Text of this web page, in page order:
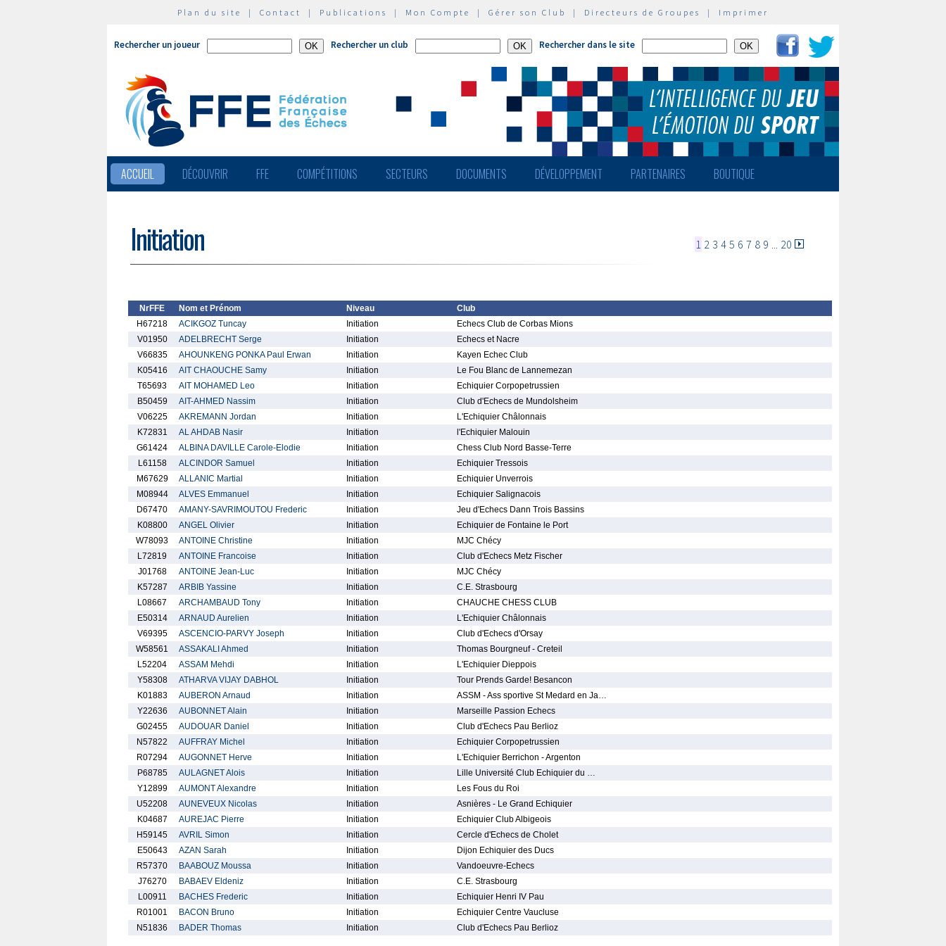
Plan du site | Contact | Publications | Mon Compte | Gérer son Club | Directeurs de Groupes | Imprimer
Rechercher un joueur Rechercher un club Rechercher dans le site
ACCUEIL DÉCOUVRIR FFE COMPÉTITIONS SECTEURS DOCUMENTS DÉVELOPPEMENT PARTENAIRES BOUTIQUE
Initiation 1 2 3 4 5 6 7 8 9 ... 20
NrFFE Nom et Prénom Niveau
Club
H67218
ACIKGOZ Tuncay Initiation
Echecs Club de Corbas Mions
V01950
ADELBRECHT Serge Initiation
Echecs et Nacre
V66835
AHOUNKENG PONKA Paul Erwan Initiation
Kayen Echec Club
K05416
AIT CHAOUCHE Samy Initiation
Le Fou Blanc de Lannemezan
T65693
AIT MOHAMED Leo Initiation
Echiquier Corpopetrussien
B50459
AIT-AHMED Nassim Initiation
Club d'Echecs de Mundolsheim
V06225
AKREMANN Jordan Initiation
L'Echiquier Châlonnais
K72831
AL AHDAB Nasir Initiation
l'Echiquier Malouin
G61424
ALBINA DAVILLE Carole-Elodie Initiation
Chess Club Nord Basse-Terre
L61158
ALCINDOR Samuel Initiation
Echiquier Tressois
M67629
ALLANIC Martial Initiation
Echiquier Unverrois
M08944
ALVES Emmanuel Initiation
Echiquier Salignacois
D67470
AMANY-SAVRIMOUTOU Frederic Initiation
Jeu d'Echecs Dann Trois Bassins
K08800
ANGEL Olivier Initiation
Echiquier de Fontaine le Port
W78093
ANTOINE Christine Initiation
MJC Chécy
L72819
ANTOINE Francoise Initiation
Club d'Echecs Metz Fischer
J01768
ANTOINE Jean-Luc Initiation
MJC Chécy
K57287
ARBIB Yassine Initiation
C.E. Strasbourg
L08667
ARCHAMBAUD Tony Initiation
CHAUCHE CHESS CLUB
E50314
ARNAUD Aurelien Initiation
L'Echiquier Châlonnais
V69395
ASCENCIO-PARVY Joseph Initiation
Club d'Echecs d'Orsay
W58561
ASSAKALI Ahmed Initiation
Thomas Bourgneuf - Creteil
L52204
ASSAM Mehdi Initiation
L'Echiquier Dieppois
Y58308
ATHARVA VIJAY DABHOL Initiation
Tour Prends Garde! Besancon
K01883
AUBERON Arnaud Initiation
ASSM - Ass sportive St Medard en Ja…
Y22636
AUBONNET Alain Initiation
Marseille Passion Echecs
G02455
AUDOUAR Daniel Initiation
Club d'Echecs Pau Berlioz
N57822
AUFFRAY Michel Initiation
Echiquier Corpopetrussien
R07294
AUGONNET Herve Initiation
L'Echiquier Berrichon - Argenton
P68785
AULAGNET Alois Initiation
Lille Université Club Echiquier du …
Y12899
AUMONT Alexandre Initiation
Les Fous du Roi
U52208
AUNEVEUX Nicolas Initiation
Asnières - Le Grand Echiquier
K04687
AUREJAC Pierre Initiation
Echiquier Club Albigeois
H59145
AVRIL Simon Initiation
Cercle d'Echecs de Cholet
E50643
AZAN Sarah Initiation
Dijon Echiquier des Ducs
R57370
BAABOUZ Moussa Initiation
Vandoeuvre-Echecs
J76270
BABAEV Eldeniz Initiation
C.E. Strasbourg
L00911
BACHES Frederic Initiation
Echiquier Henri IV Pau
R01001
BACON Bruno Initiation
Echiquier Centre Vaucluse
N51836
BADER Thomas Initiation Club d'Echecs Pau Berlioz